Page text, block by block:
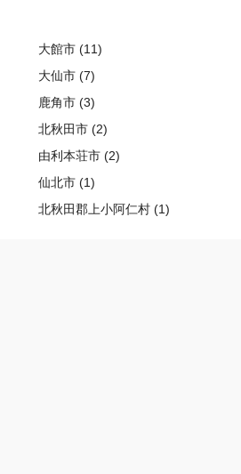
大館市 (11)
大仙市 (7)
鹿角市 (3)
北秋田市 (2)
由利本荘市 (2)
仙北市 (1)
北秋田郡上小阿仁村 (1)